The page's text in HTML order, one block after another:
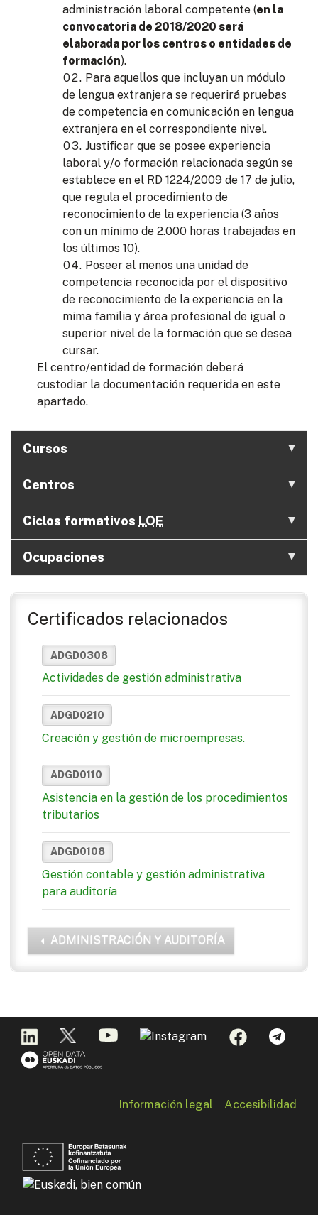
administración laboral competente (en la
convocatoria de 2018/2020 será
elaborada por los centros o entidades de
formación).
Para aquellos que incluyan un módulo
de lengua extranjera se requerirá pruebas
de competencia en comunicación en lengua
extranjera en el correspondiente nivel.
Justificar que se posee experiencia
laboral y/o formación relacionada según se
establece en el RD 1224/2009 de 17 de julio,
que regula el procedimiento de
reconocimiento de la experiencia (3 años
con un mínimo de 2.000 horas trabajadas en
los últimos 10).
Poseer al menos una unidad de
competencia reconocida por el dispositivo
de reconocimiento de la experiencia en la
mima familia y área profesional de igual o
superior nivel de la formación que se desea
cursar.
El centro/entidad de formación deberá
custodiar la documentación requerida en este
apartado.
Cursos
Centros
Ciclos formativos LOE
Ocupaciones
Certificados relacionados
ADGD0308
Actividades de gestión administrativa
ADGD0210
Creación y gestión de microempresas.
ADGD0110
Asistencia en la gestión de los procedimientos
tributarios
ADGD0108
Gestión contable y gestión administrativa
para auditoría
ADMINISTRACIÓN Y AUDITORÍA
Información legal Accesibilidad